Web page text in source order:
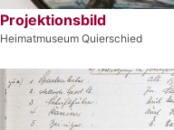
Projektionsbild
Heimatmuseum Quierschied